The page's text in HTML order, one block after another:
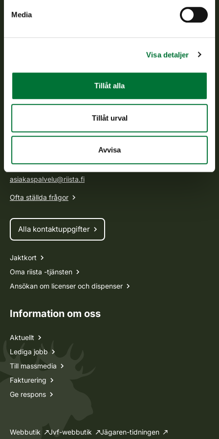
Media
Visa detaljer
Tillåt alla
Tillåt urval
Avvisa
Finlands viltcentral främjar en hållbar vilthushållning, stöder
verkställs och svarar för de offentliga förvaltningsuppgifter
Om oss
Kundtjänst
asiakaspalvelu@riista.fi
Ofta ställda frågor
Alla kontaktuppgifter
Jaktkort
Oma riista -tjänsten
Ansökan om licenser och dispenser
Information om oss
Aktuellt
Lediga jobb
Till massmedia
Fakturering
Ge respons
Webbutik Jvf-webbutik Jägaren-tidningen